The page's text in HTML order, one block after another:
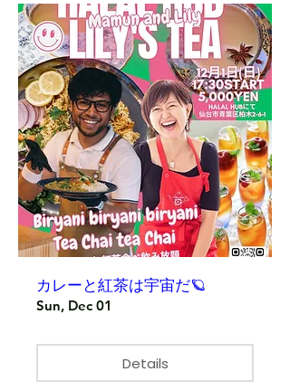
カレーと紅茶は宇宙だ🪐
Sun, Dec 01
Details